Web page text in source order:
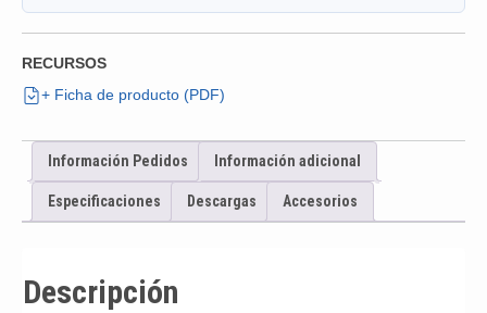
RECURSOS
+ Ficha de producto (PDF)
Información Pedidos Información adicional
Especificaciones Descargas Accesorios
Descripción